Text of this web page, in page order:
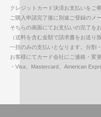
クレジットカード決済お支払いをご
ご購入申請完了後に別途ご登録のメ
そちらの画面にてお支払いの完了を
（送料を含む金額で請求書をお送り
一括のみの支払いとなります。分割
お客様にてカード会社にご連絡・変
・Visa、Mastercard、American